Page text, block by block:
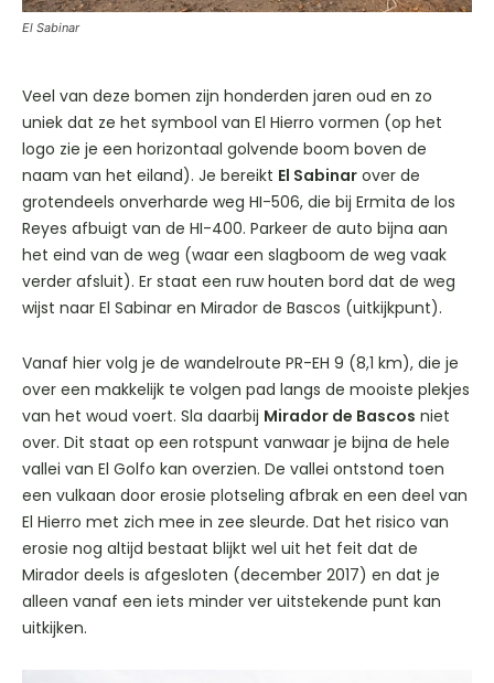
El Sabinar
Veel van deze bomen zijn honderden jaren oud en zo
uniek dat ze het symbool van El Hierro vormen (op het
logo zie je een horizontaal golvende boom boven de
naam van het eiland). Je bereikt El Sabinar over de
grotendeels onverharde weg HI-506, die bij Ermita de los
Reyes afbuigt van de HI-400. Parkeer de auto bijna aan
het eind van de weg (waar een slagboom de weg vaak
verder afsluit). Er staat een ruw houten bord dat de weg
wijst naar El Sabinar en Mirador de Bascos (uitkijkpunt).
Vanaf hier volg je de wandelroute PR-EH 9 (8,1 km), die je
over een makkelijk te volgen pad langs de mooiste plekjes
van het woud voert. Sla daarbij Mirador de Bascos niet
over. Dit staat op een rotspunt vanwaar je bijna de hele
vallei van El Golfo kan overzien. De vallei ontstond toen
een vulkaan door erosie plotseling afbrak en een deel van
El Hierro met zich mee in zee sleurde. Dat het risico van
erosie nog altijd bestaat blijkt wel uit het feit dat de
Mirador deels is afgesloten (december 2017) en dat je
alleen vanaf een iets minder ver uitstekende punt kan
uitkijken.